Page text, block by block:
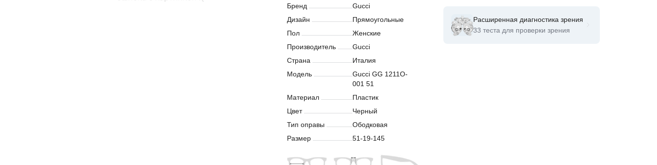
Бренд
Gucci
Дизайн
Прямоугольные
Пол
Женские
Производитель
Gucci
Страна
Италия
Модель
Gucci GG 1211O-
001 51
Материал
Пластик
Цвет
Черный
Тип оправы
Ободковая
Размер
51-19-145
Расширенная диагностика зрения
33 теста для проверки зрения